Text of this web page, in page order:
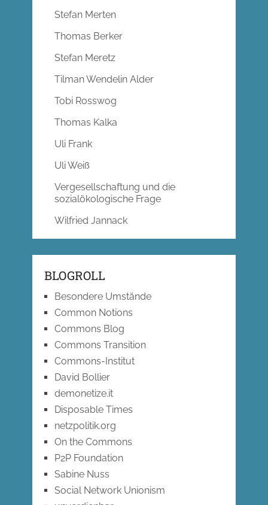
Stefan Merten
Thomas Berker
Stefan Meretz
Tilman Wendelin Alder
Tobi Rosswog
Thomas Kalka
Uli Frank
Uli Weiß
Vergesellschaftung und die
sozialökologische Frage
Wilfried Jannack
BLOGROLL
Besondere Umstände
Common Notions
Commons Blog
Commons Transition
Commons-Institut
David Bollier
demonetize.it
Disposable Times
netzpolitik.org
On the Commons
P2P Foundation
Sabine Nuss
Social Network Unionism